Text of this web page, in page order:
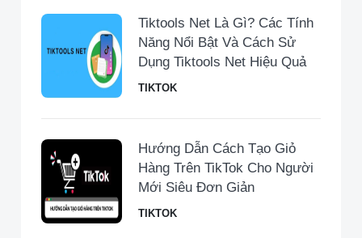
Tiktools Net Là Gì? Các Tính
Năng Nổi Bật Và Cách Sử
Dụng Tiktools Net Hiệu Quả
TIKTOK
Hướng Dẫn Cách Tạo Giỏ
Hàng Trên TikTok Cho Người
Mới Siêu Đơn Giản
TIKTOK